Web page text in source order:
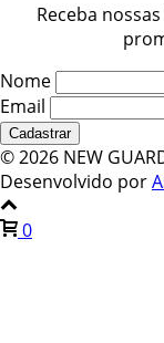
Receba
Nome
Email
©2026 NEW
Desenvolvido por
0